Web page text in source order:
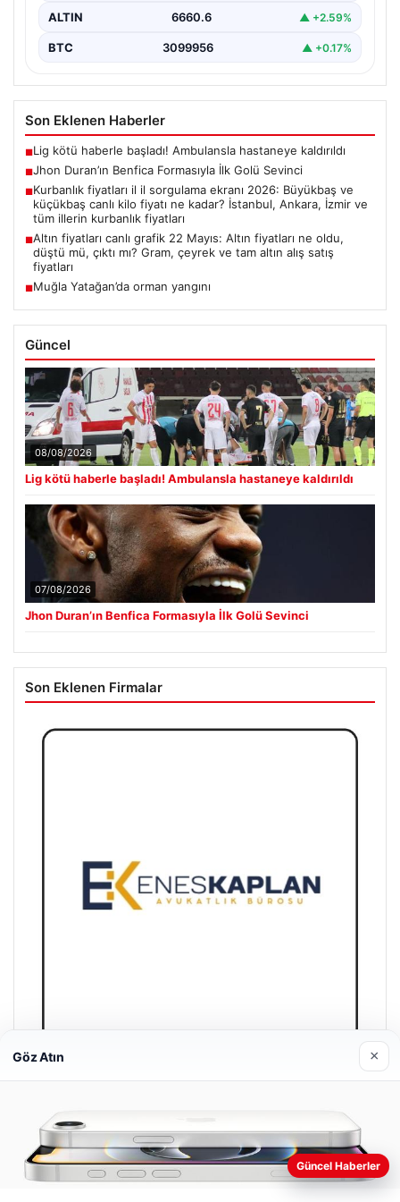
ALTIN 6660.6 ▲ +2.59%
BTC 3099956 ▲ +0.17%
Son Eklenen Haberler
■Lig kötü haberle başladı! Ambulansla hastaneye kaldırıldı
■Jhon Duran’ın Benfica Formasıyla İlk Golü Sevinci
■Kurbanlık fiyatları il il sorgulama ekranı 2026: Büyükbaş ve
küçükbaş canlı kilo fiyatı ne kadar? İstanbul, Ankara, İzmir ve
tüm illerin kurbanlık fiyatları
■Altın fiyatları canlı grafik 22 Mayıs: Altın fiyatları ne oldu,
düştü mü, çıktı mı? Gram, çeyrek ve tam altın alış satış
fiyatları
■Muğla Yatağan’da orman yangını
Güncel
08/08/2026
Lig kötü haberle başladı! Ambulansla hastaneye kaldırıldı
07/08/2026
Jhon Duran’ın Benfica Formasıyla İlk Golü Sevinci
Son Eklenen Firmalar
Enes Kaplan Avukatlık Bürosu
Web sitemizi nasıl kullandığınızı daha iyi anlayabilmek,
Göz Atın ×
Güncel Haberler